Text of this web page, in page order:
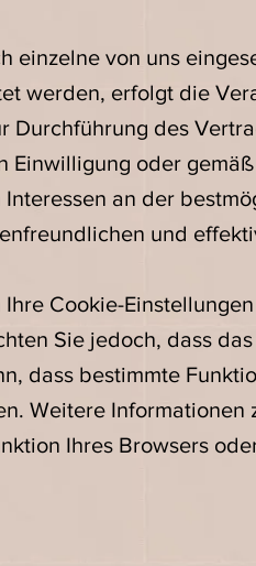
einzelne von uns
werden, erfolgt die
Durchführung des
Einwilligung oder
an der
und
Ihre Cookie-
Sie jedoch, dass
dass bestimmte
Weitere Informationen
Ihres Browsers